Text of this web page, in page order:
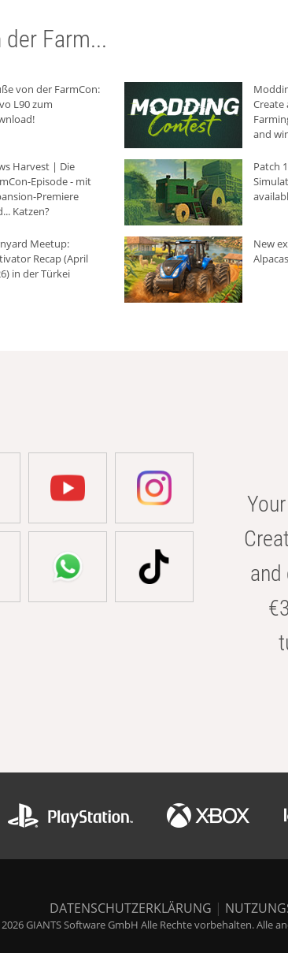
Farm...
von der FarmCon:
L90 zum
Create
and
Harvest | Die
Episode - mit
Premiere
Katzen?
Patch
Meetup:
Recap (April
in der Türkei
New
DATENSCHUTZERKLÄRUNG |
GIANTS Software GmbH Alle Rechte vorbehalten. Alle